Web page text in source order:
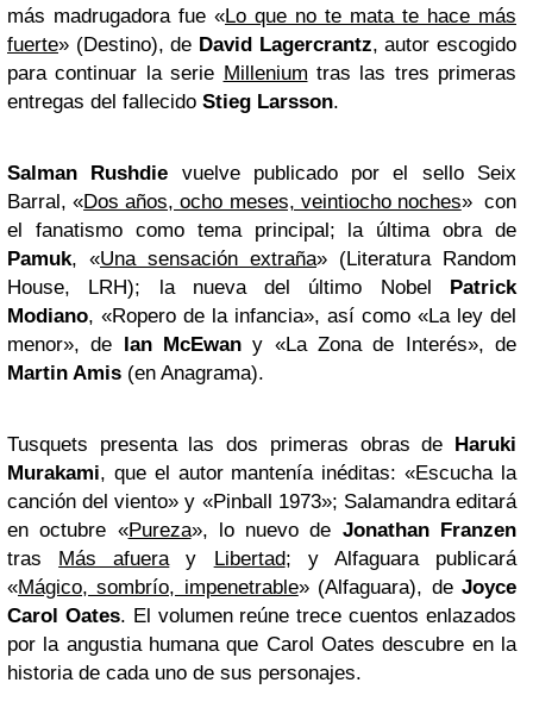
más madrugadora fue «Lo que no te mata te hace más
fuerte» (Destino), de David Lagercrantz, autor escogido
para continuar la serie Millenium tras las tres primeras
entregas del fallecido Stieg Larsson.
Salman Rushdie vuelve publicado por el sello Seix
Barral, «Dos años, ocho meses, veintiocho noches» con
el fanatismo como tema principal; la última obra de
Pamuk, «Una sensación extraña» (Literatura Random
House, LRH); la nueva del último Nobel Patrick
Modiano, «Ropero de la infancia», así como «La ley del
menor», de Ian McEwan y «La Zona de Interés», de
Martin Amis (en Anagrama).
Tusquets presenta las dos primeras obras de Haruki
Murakami, que el autor mantenía inéditas: «Escucha la
canción del viento» y «Pinball 1973»; Salamandra editará
en octubre «Pureza», lo nuevo de Jonathan Franzen
tras
Más afueray Libertad; y Alfaguara publicará
«Mágico, sombrío, impenetrable» (Alfaguara), deJoyce
Carol Oates. El volumen reúne trece cuentos enlazados
por la angustia humana que Carol Oates descubre en la
historia de cada uno de sus personajes.